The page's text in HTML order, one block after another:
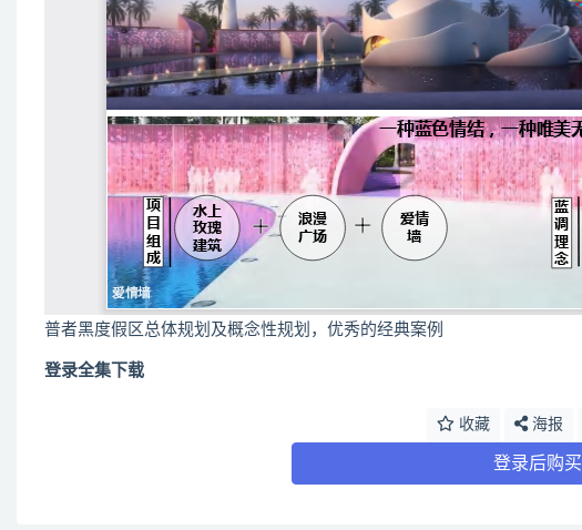
普者黑度假区总体规划及概念性规划，优秀的经典案例
登录全集下载
收藏 海报
登录后购买